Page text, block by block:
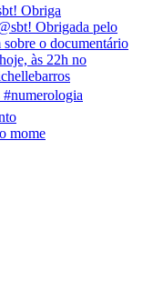
Obriga
mome